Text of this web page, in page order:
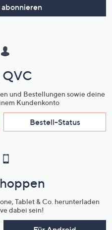
und Bestellungen sowie deine
Kundenkonto
Bestell-Status
Tablet & Co. herunterladen
dabei sein!